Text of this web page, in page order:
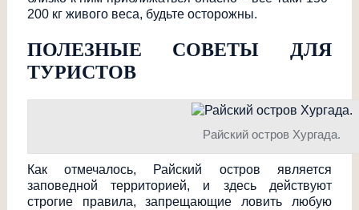
200 кг живого веса, будьте осторожны.
ПОЛЕЗНЫЕ СОВЕТЫ ДЛЯ
ТУРИСТОВ
Райский остров Хургада.
Как отмечалось, Райский остров является
заповедной территорией, и здесь действуют
строгие правила, запрещающие ловить любую